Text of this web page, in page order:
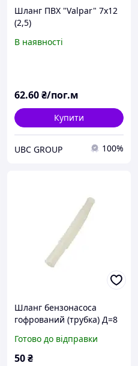
Шланг ПВХ "Valpar" 7х12
(2,5)
В наявності
62.60₴/пог.м
Купити
UBC GROUP 100%
Шланг бензонасоса
гофрований (трубка) Д=8
Готово до відправки
50₴